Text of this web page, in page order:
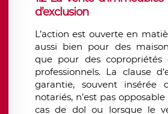
d’exclusion
L’action est ouverte en
aussi bien pour des
que pour des copropriétés
professionnels. La clause
garantie, souvent insérée
notariés, n’est pas
cas de dol ou lorsque le